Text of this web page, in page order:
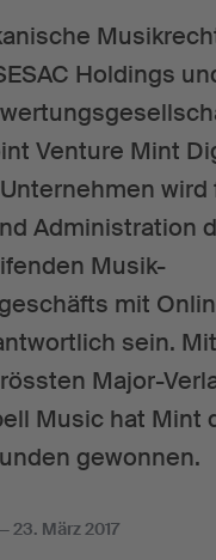
Holdings
Venture Mint
wird
Administration
Musik-
mit
sein.
Major-
Music hat Mint
gewonnen.
23. März 2017